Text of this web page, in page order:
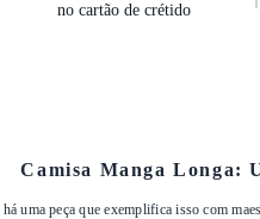
no cartão de crétido
Camisa Manga Longa:
uma peça que exemplifica isso com